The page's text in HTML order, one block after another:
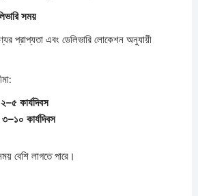
সময়
প্রাপ্যতা এবং ডেলিভারি লোকেশন অনুযায়ী
২–৫ কার্যদিবস
৩–১০ কার্যদিবস
বেশি লাগতে পারে।